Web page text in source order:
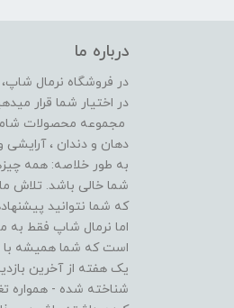
درباره ما
در فروشگاه‌ نرمال شاپ،
در اختیار شما قرار
مجموعه محصولات شامل
دهان و دندان ،
به طور خلاصه: همه
شما خالی باشد. تلاش
که شما نتوانید
اما نرمال شاپ فقط به
است که شما همیشه با
یک هفته از آخرین
شناخته شده - همواره